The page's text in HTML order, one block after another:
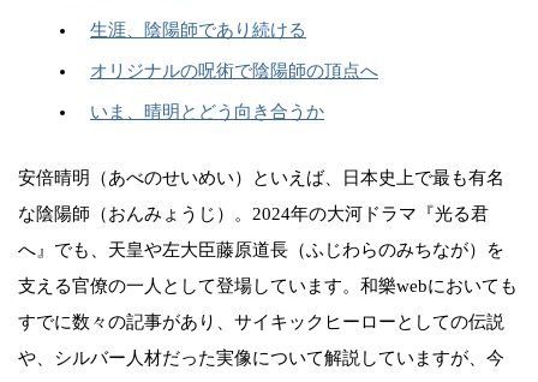
生涯、陰陽師であり続ける
オリジナルの呪術で陰陽師の頂点へ
いま、晴明とどう向き合うか
安倍晴明（あべのせいめい）といえば、日本史上で最も有名
な陰陽師（おんみょうじ）。2024年の大河ドラマ『光る君
へ』でも、天皇や左大臣藤原道長（ふじわらのみちなが）を
支える官僚の一人として登場しています。和樂webにおいても
すでに数々の記事があり、サイキックヒーローとしての伝説
や、シルバー人材だった実像について解説していますが、今